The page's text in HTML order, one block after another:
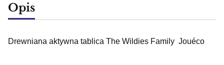
Opis
Drewniana aktywna tablica The Wildies Family Jouéco